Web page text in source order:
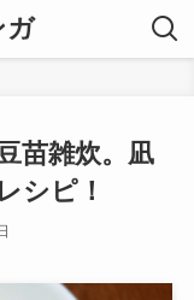
ガ
苗雑炊。凪
シピ！